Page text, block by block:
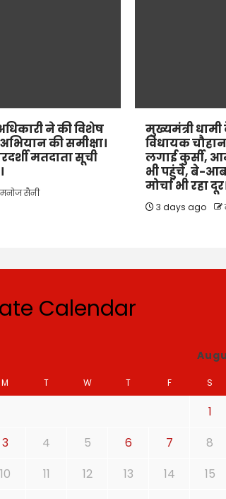
ने की विशेष
की समीक्षा।
मतदाता सूची
मनोज सैनी
मुख्यमंत्री धामी
विधायक
लगाई कुर्सी,
भी पहुंचे, बे-
मोर्चा भी रहा
3 days ago
Calendar
M T W T F S
1
3
4 5 6 7 8
10
11 12 13 14 15